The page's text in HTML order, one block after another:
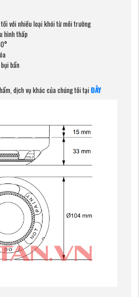
với nhiều loại khói từ môi trường
hình thấp
bẩn
dịch vụ khác của chúng tôi tạiĐÂY